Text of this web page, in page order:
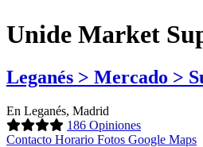
Unide Market
Leganés > Mercado >
En Leganés, Madrid
186 Opiniones
Contacto Horario Fotos Google Maps